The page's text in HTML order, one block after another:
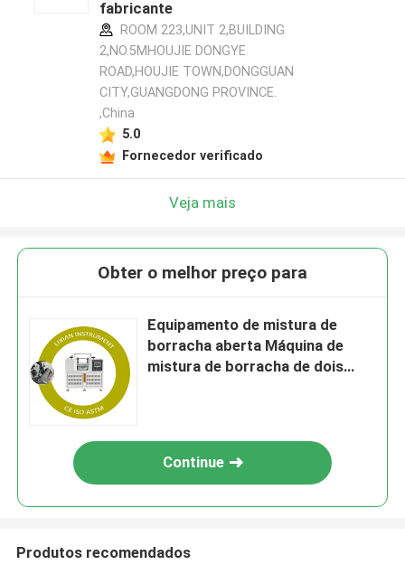
fabricante
ROOM 223,UNIT 2,BUILDING
2,NO.5MHOUJIE DONGYE
ROAD,HOUJIE TOWN,DONGGUAN
CITY,GUANGDONG PROVINCE.
,China
5.0
Fornecedor verificado
Veja mais
Obter o melhor preço para
Equipamento de mistura de
borracha aberta Máquina de
mistura de borracha de dois
Continue
Produtos recomendados